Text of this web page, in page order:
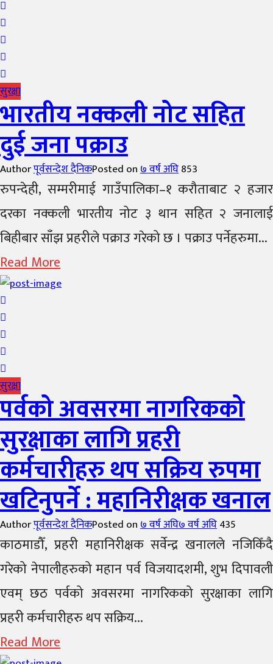
सुरक्षा
भारतीय नक्कली नोट सहित
दुई जना पक्राउ
Authorपूर्वसन्देश दैनिकPosted on७ वर्ष अघि853
रुपन्देही, सम्मरीमाई गाउँपालिका–१ करौताबाट २ हजार
दरका नक्कली भारतीय नोट ३ थान सहित २ जनालाई
बिहीबार साँझ प्रहरीले पक्राउ गरेको छ । पक्राउ पर्नेहरुमा...
Read More
सुरक्षा
पर्वको अवसरमा नागरिकको
सुरक्षाका लागि प्रहरी
कर्मचारीहरु थप सक्रिय रुपमा
खटिनुपर्ने : महानिरीक्षक खनाल
Authorपूर्वसन्देश दैनिकPosted on७ वर्ष अघि७ वर्ष अघि435
काठमाडौँ, प्रहरी महानिरीक्षक सर्वेन्द्र खनालले नजिकिँदै
गरेको नेपालीहरुको महान पर्व विजयादशमी, शुभ दिपावली
एवम् छठ पर्वको अवसरमा नागरिकको सुरक्षाका लागि
प्रहरी कर्मचारीहरु थप सक्रिय...
Read More